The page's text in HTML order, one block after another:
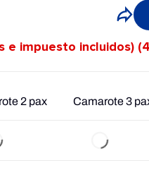
e impuesto incluidos)
2 pax Camarote 3